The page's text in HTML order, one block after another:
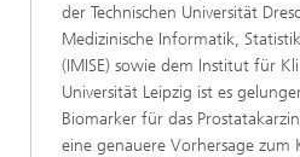
der Technischen Universität
Medizinische Informatik,
(IMISE) sowie dem Institut für
Universität Leipzig ist es
Biomarker für das
eine genauere Vorhersage zum